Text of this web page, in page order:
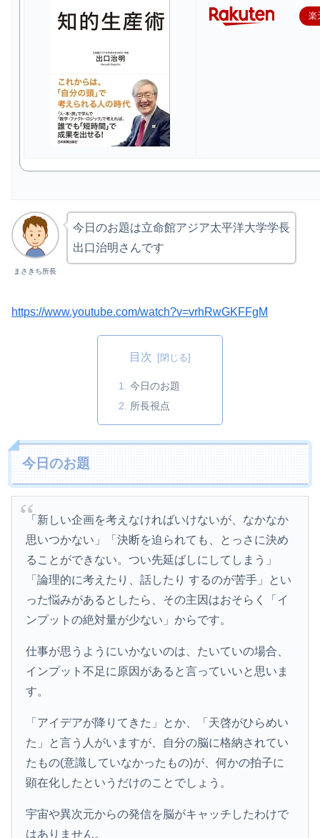
楽
まさきち所長
今日のお題は立命館アジア太平洋大学学長
出口治明さんです
https://www.youtube.com/watch?v=vrhRwGKFFgM
目次
今日のお題
所長視点
今日のお題
「新しい企画を考えなければいけないが、なかなか
思いつかない」「決断を迫られても、とっさに決め
ることができない。つい先延ばしにしてしまう」
「論理的に考えたり、話したり するのが苦手」とい
った悩みがあるとしたら、その主因はおそらく「イ
ンプットの絶対量が少ない」からです。
仕事が思うようにいかないのは、たいていの場合、
インプット不足に原因があると言っていいと思いま
す。
「アイデアが降りてきた」とか、「天啓がひらめい
た」と言う人がいますが、自分の脳に格納されてい
たもの(意識していなかったもの)が、何かの拍子に
顕在化したというだけのことでしょう。
宇宙や異次元からの発信を脳がキャッチしたわけで
はありません。